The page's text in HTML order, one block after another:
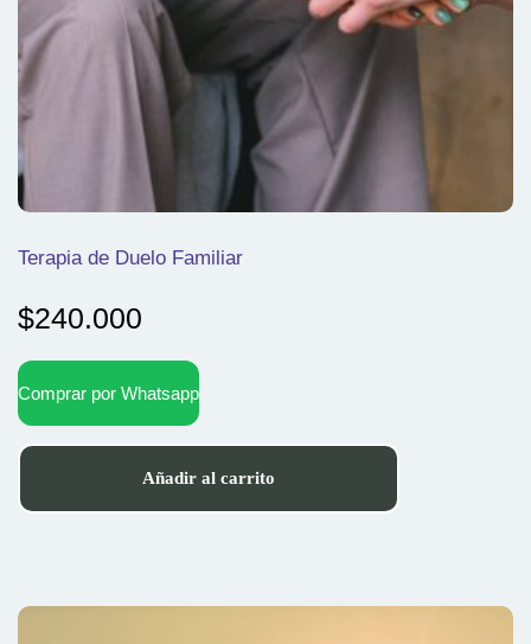
Terapia de Duelo Familiar
$240.000
Comprar por Whatsapp
Añadir al carrito